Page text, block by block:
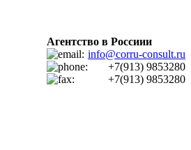
Агентство в Россиии
info@corru-consult.ru
+7(913) 9853280
+7(913) 9853280